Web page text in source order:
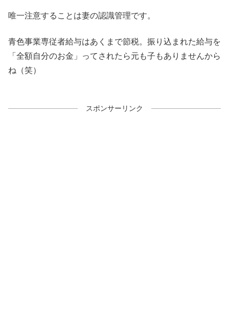
唯一注意することは妻の認識管理です。
青色事業専従者給与はあくまで節税。振り込まれた給与を
「全額自分のお金」ってされたら元も子もありませんから
ね（笑）
スポンサーリンク